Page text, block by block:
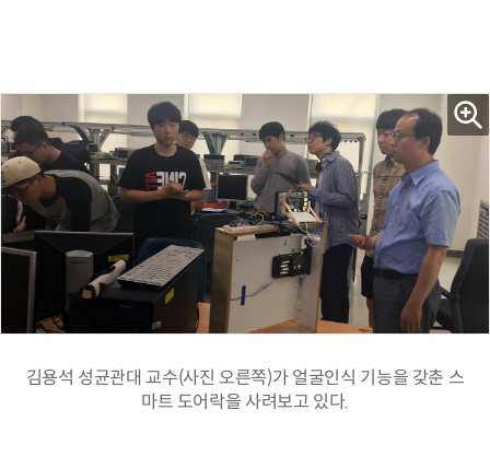
김용석 성균관대 교수(사진 오른쪽)가 얼굴인식 기능을 갖춘 스
마트 도어락을 사려보고 있다.